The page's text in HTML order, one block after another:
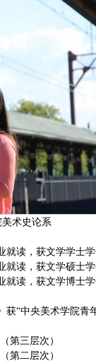
术史论系
就读，获文学学士
就读，获文学硕士
就读，获文学博士
获“中央美术学院青
第三层次）
第二层次）